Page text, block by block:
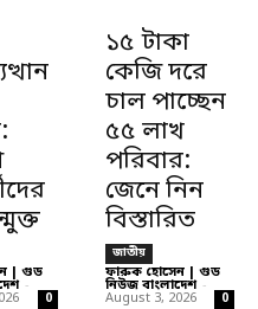
| গুড
-
0
১৫ টাকা
কেজি দরে
চাল পাচ্ছেন
৫৫ লাখ
পরিবার:
জেনে নিন
বিস্তারিত
জাতীয়
ফারুক হোসেন | গুড
নিউজ বাংলাদেশ -
August 3, 2026 0